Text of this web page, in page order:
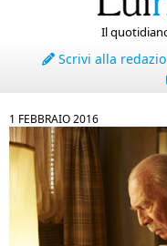
Il
Scrivi alla
1 FEBBRAIO 2016